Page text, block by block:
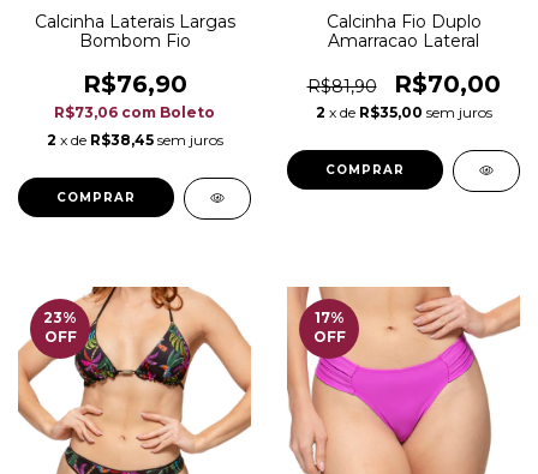
Calcinha Laterais Largas
Bombom Fio
R$76,90
R$73,06 com Boleto
2 x de R$38,45 sem juros
COMPRAR
Calcinha Fio Duplo
Amarracao Lateral
R$81,90 R$70,00
2 x de R$35,00 sem juros
COMPRAR
23%
OFF
17%
OFF